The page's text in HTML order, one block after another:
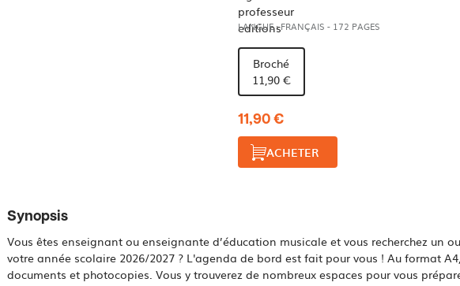
LANGUE : FRANÇAIS - 172 PAGES
Broché
11,90 €
11,90 €
ACHETER
Synopsis
Vous êtes enseignant ou enseignante d’éducation musicale et vous recherchez un
votre année scolaire 2026/2027 ? L'agenda de bord est fait pour vous ! Au format
documents et photocopies. Vous y trouverez de nombreux espaces pour vous